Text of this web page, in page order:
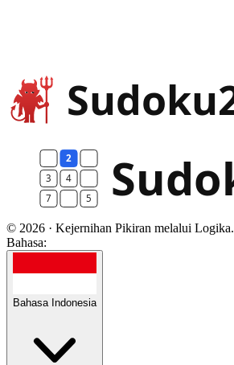
© 2026 · Kejernihan Pikiran melalui Logika.
Bahasa:
Bahasa Indonesia